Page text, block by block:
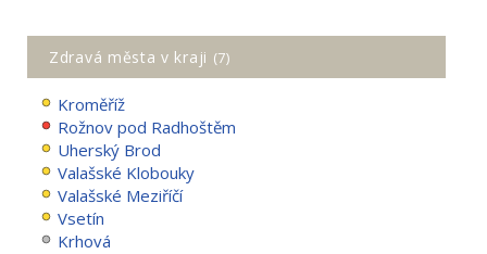
Zdravá města v kraji (7)
Kroměříž
Rožnov pod Radhoštěm
Uherský Brod
Valašské Klobouky
Valašské Meziříčí
Vsetín
Krhová